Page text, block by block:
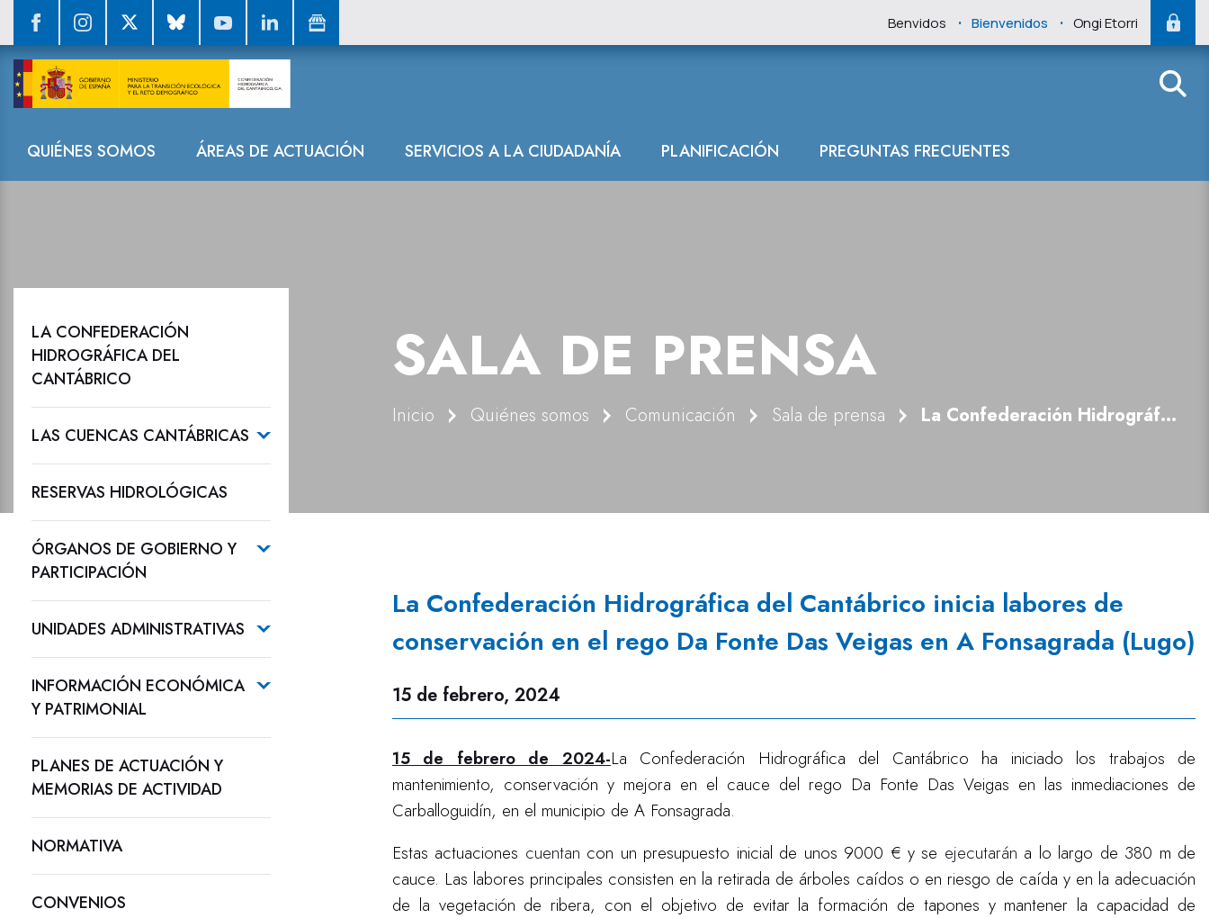
Benvidos . Bienvenidos . Ongi Etorri
Navegación
QUIÉNES SOMOS ÁREAS DE ACTUACIÓN SERVICIOS A LA CIUDADANÍA PLANIFICACIÓN PREGUNTAS FRECUENTES
La Confederación Hidrográfica del
SALA DE PRENSA
Inicio Quiénes somos Comunicación Sala de prensa La Confederación Hidrográfica del Cantábrico inicia labores de conservación en el rego Da Fonte Das Veigas en A Fonsagrada (Lugo)
LA CONFEDERACIÓN
HIDROGRÁFICA DEL
CANTÁBRICO
LAS CUENCAS CANTÁBRICAS
RESERVAS HIDROLÓGICAS
ÓRGANOS DE GOBIERNO Y
PARTICIPACIÓN
UNIDADES ADMINISTRATIVAS
INFORMACIÓN ECONÓMICA
Y PATRIMONIAL
PLANES DE ACTUACIÓN Y
MEMORIAS DE ACTIVIDAD
NORMATIVA
CONVENIOS
La Confederación Hidrográfica del Cantábrico inicia labores de
conservación en el rego Da Fonte Das Veigas en A Fonsagrada (Lugo)
15 de febrero, 2024
15 de febrero de 2024-La Confederación Hidrográfica del Cantábrico ha iniciado los trabajos de
mantenimiento, conservación y mejora en el cauce del rego Da Fonte Das Veigas en las inmediaciones de
Carballoguidín, en el municipio de A Fonsagrada.
Estas actuaciones cuentan con un presupuesto inicial de unos 9000 € y se ejecutarán a lo largo de 380 m de
cauce. Las labores principales consisten en la retirada de árboles caídos o en riesgo de caída y en la adecuación
de la vegetación de ribera, con el objetivo de evitar la formación de tapones y mantener la capacidad de